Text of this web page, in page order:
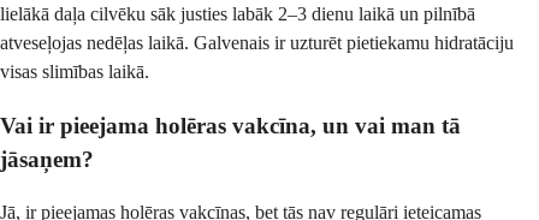
lielākā daļa cilvēku sāk justies labāk 2–3 dienu laikā un pilnībā
atveseļojas nedēļas laikā. Galvenais ir uzturēt pietiekamu hidratāciju
visas slimības laikā.
Vai ir pieejama holēras vakcīna, un vai man tā
jāsaņem?
Jā, ir pieejamas holēras vakcīnas, bet tās nav regulāri ieteicamas